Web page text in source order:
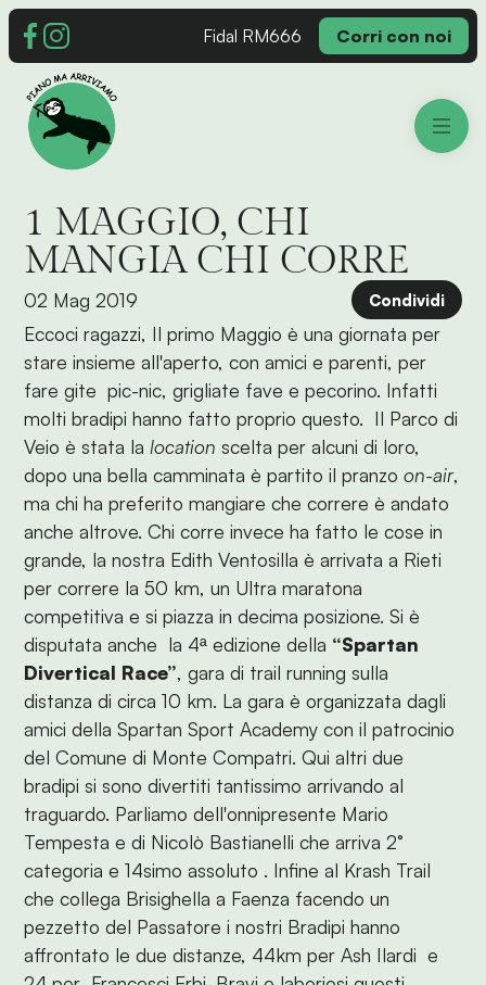
Fidal RM666 Corri con noi
1 MAGGIO, CHI
MANGIA CHI CORRE
02 Mag 2019 Condividi
Eccoci ragazzi, Il primo Maggio è una giornata per
stare insieme all'aperto, con amici e parenti, per
fare gite pic-nic, grigliate fave e pecorino. Infatti
molti bradipi hanno fatto proprio questo. Il Parco di
Veio è stata lalocation scelta per alcuni di loro,
dopo una bella camminata è partito il pranzoon-air,
ma chi ha preferito mangiare che correre è andato
anche altrove. Chi corre invece ha fatto le cose in
grande, la nostra Edith Ventosilla è arrivata a Rieti
per correre la 50 km, un Ultra maratona
competitiva e si piazza in decima posizione. Si è
disputata anche la 4ª edizione della “Spartan
Divertical Race”, gara di trail running sulla
distanza di circa 10 km. La gara è organizzata dagli
amici della Spartan Sport Academy con il patrocinio
del Comune di Monte Compatri. Qui altri due
bradipi si sono divertiti tantissimo arrivando al
traguardo. Parliamo dell'onnipresente Mario
Tempesta e di Nicolò Bastianelli che arriva 2°
categoria e 14simo assoluto . Infine al Krash Trail
che collega Brisighella a Faenza facendo un
pezzetto del Passatore i nostri Bradipi hanno
affrontato le due distanze, 44km per Ash Ilardi e